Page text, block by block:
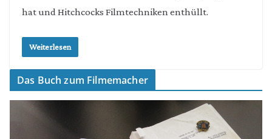
hat und Hitchcocks Filmtechniken enthüllt.
Weiterlesen
Das Buch zum Filmemacher